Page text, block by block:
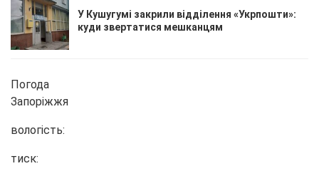
У Кушугумі закрили відділення «Укрпошти»:
куди звертатися мешканцям
Погода
Запоріжжя
вологість:
тиск: